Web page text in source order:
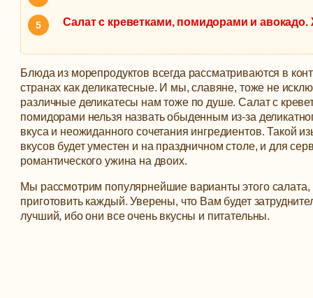
Салат с креветками, помидорами и
Блюда из морепродуктов всегда рассматриваются в
странах как деликатесные. И мы, славяне, тоже не
различные деликатесы нам тоже по душе. Салат с
помидорами нельзя назвать обыденным из-за
вкуса и неожиданного сочетания ингредиентов.Такой
вкусов будет уместен и на праздничном столе, и для
романтического ужина на двоих.
Мы рассмотрим популярнейшие варианты этого
приготовить каждый. Уверены, что Вам будет
лучший, ибо они все очень вкусны и питательны.